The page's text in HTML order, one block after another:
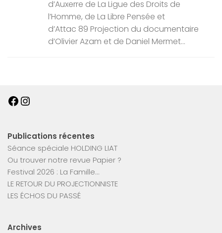
d’Auxerre de La Ligue des Droits de
l’Homme, de La Libre Pensée et
d’Attac 89 Projection du documentaire
d’Olivier Azam et de Daniel Mermet...
Facebook
Publications récentes
Séance spéciale HOLDING LIAT
Ou trouver notre revue Papier ?
Festival 2026 : La Famille…
LE RETOUR DU PROJECTIONNISTE
LES ÉCHOS DU PASSÉ
Archives